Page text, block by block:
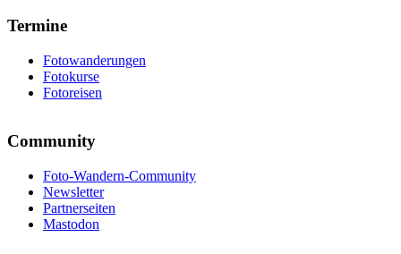
Termine
Fotowanderungen
Fotokurse
Fotoreisen
Community
Foto-Wandern-Community
Newsletter
Partnerseiten
Mastodon